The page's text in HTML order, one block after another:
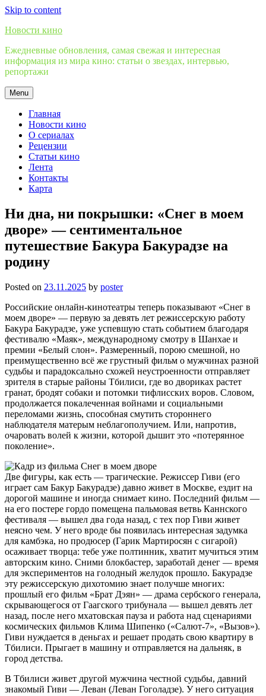
Skip to content
Новости кино
Ежедневные обновления, самая свежая и интересная
информация из мира кино: статьи о звездах, интервью,
репортажи
Menu
Главная
Новости кино
О сериалах
Рецензии
Статьи кино
Лента
Контакты
Карта
Ни дна, ни покрышки: «Снег в моем
дворе» — сентиментальное
путешествие Бакура Бакурадзе на
родину
Posted on 23.11.2025 by poster
Российские онлайн-кинотеатры теперь показывают «Снег в
моем дворе» — первую за девять лет режиссерскую работу
Бакура Бакурадзе, уже успевшую стать событием благодаря
фестивалю «Маяк», международному смотру в Шанхае и
премии «Белый слон». Размеренный, порою смешной, но
преимущественно всё же грустный фильм о мужчинах разной
судьбы и парадоксально схожей неустроенности отправляет
зрителя в старые районы Тбилиси, где во двориках растет
гранат, бродят собаки и потомки тифлисских воров. Словом,
продолжается покалеченная войнами и социальными
переломами жизнь, способная смутить стороннего
наблюдателя матерым неблагополучием. Или, напротив,
очаровать волей к жизни, которой дышит это «потерянное
поколение».
Две фигуры, как есть — трагические. Режиссер Гиви (его
играет сам Бакур Бакурадзе) давно живет в Москве, ездит на
дорогой машине и иногда снимает кино. Последний фильм —
на его постере гордо помещена пальмовая ветвь Каннского
фестиваля — вышел два года назад, с тех пор Гиви живет
неясно чем. У него вроде бы появилась интересная задумка
для камбэка, но продюсер (Гарик Мартиросян с сигарой)
осаживает творца: тебе уже полтинник, хватит мучиться этим
авторским кино. Сними блокбастер, заработай денег — время
для экспериментов на голодный желудок прошло. Бакурадзе
эту режиссерскую дихотомию знает получше многих:
прошлый его фильм «Брат Дэян» — драма сербского генерала,
скрывающегося от Гаагского трибунала — вышел девять лет
назад, после него мхатовская пауза и работа над сценариями
космических фильмов Клима Шипенко («Салют-7», «Вызов»).
Гиви нуждается в деньгах и решает продать свою квартиру в
Тбилиси. Прыгает в машину и отправляется на дальняк, в
город детства.
В Тбилиси живет другой мужчина честной судьбы, давний
знакомый Гиви — Леван (Леван Гоголадзе). У него ситуация